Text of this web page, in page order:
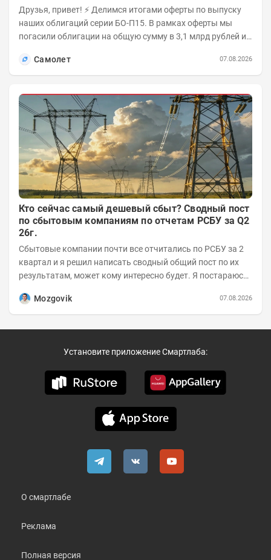
Друзья, привет! ⚡️ Делимся итогами оферты по выпуску
наших облигаций серии БО-П15. В рамках оферты мы
погасили облигации на общую сумму в 3,1 млрд рублей из
Самолет
07.08.2026
Кто сейчас самый дешевый сбыт? Сводный пост
по сбытовым компаниям по отчетам РСБУ за Q2
26г.
Сбытовые компании почти все отчитались по РСБУ за 2
квартал и я решил написать сводный общий пост по их
результатам, может кому интересно будет. Я постараюсь
Mozgovik
07.08.2026
Установите приложение Смартлаба:
О смартлабе
Реклама
Полная версия